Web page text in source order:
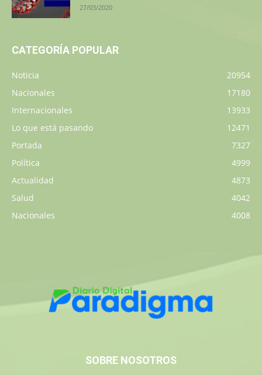
27/03/2020
CATEGORÍA POPULAR
Noticia
20954
Nacionales
17180
Internacionales
13933
Lo que está pasando
12471
Portada
7327
Política
4999
Actualidad
4873
Salud
4042
Nacionales
4008
SOBRE NOSOTROS